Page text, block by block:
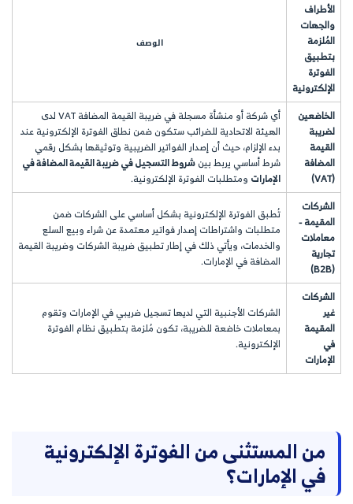
الأطراف
والجهات
المُلزمة
بتطبيق
الفوترة
الإلكترونية
الوصف
الخاضعين
لضريبة
القيمة
المضافة
(VAT)
أي شركة أو منشأة مسجلة في ضريبة القيمة المضافة VAT لدى
الهيئة الاتحادية للضرائب ستكون ضمن نطاق الفوترة الإلكترونية عند
بدء الإلزام، حيث أن إصدار الفواتير الضريبية وتوثيقها بشكل رقمي
شرط أساسي يربط بينشروط التسجيل في ضريبة القيمة المضافة في
الإمارات ومتطلبات الفوترة الإلكترونية.
الشركات
المقيمة -
معاملات
تجارية
(B2B)
تُطبق الفوترة الإلكترونية بشكل أساسي على الشركات ضمن
متطلبات واشتراطات إصدار فواتير معتمدة عن شراء وبيع السلع
والخدمات، ويأتي ذلك في إطار تطبيق ضريبة الشركات وضريبة القيمة
المضافة في الإمارات.
الشركات
غير
المقيمة
في
الإمارات
الشركات الأجنبية التي لديها تسجيل ضريبي في الإمارات وتقوم
بمعاملات خاضعة للضريبة، تكون مُلزمة بتطبيق نظام الفوترة
الإلكترونية.
من المستثنى من الفوترة الإلكترونية
في الإمارات؟